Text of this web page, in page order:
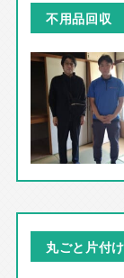
不用品回収
丸ごと片付け